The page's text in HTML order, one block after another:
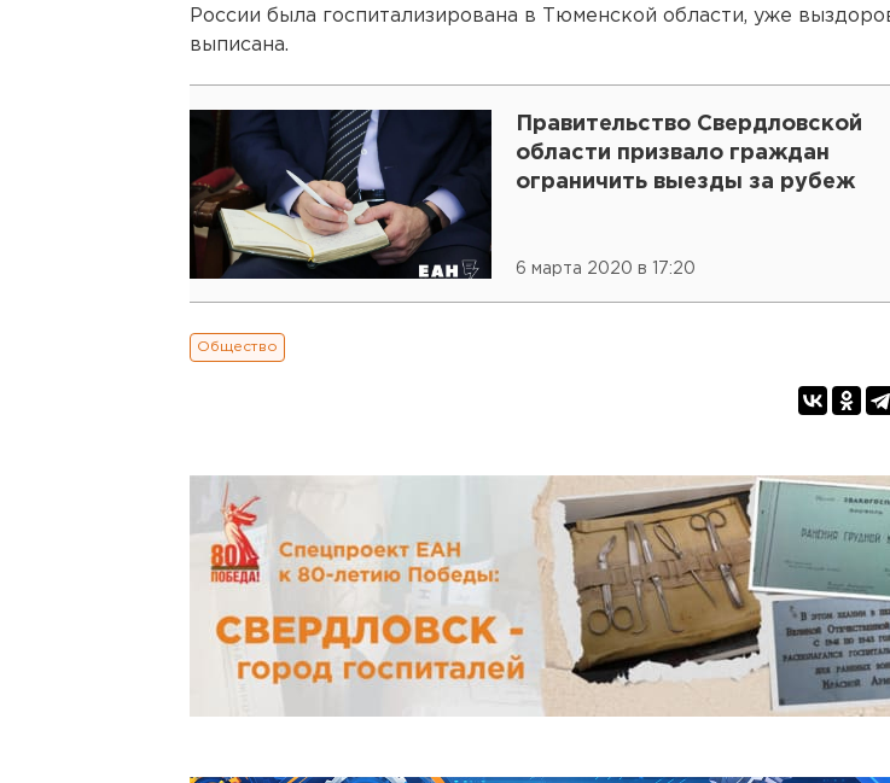
России была госпитализирована в Тюменской области, уже
выписана.
Правительство Свердловской
области призвало граждан
ограничить выезды за рубеж
6 марта 2020 в 17:20
Общество